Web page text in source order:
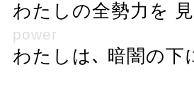
わたしの全勢力を
power
わたしは､ 暗闇の下